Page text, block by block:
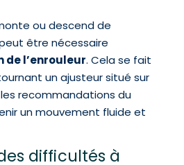
ou descend de
être nécessaire
de l’enrouleur. Cela se fait
un ajusteur situé sur
les recommandations du
un mouvement fluide et
difficultés à